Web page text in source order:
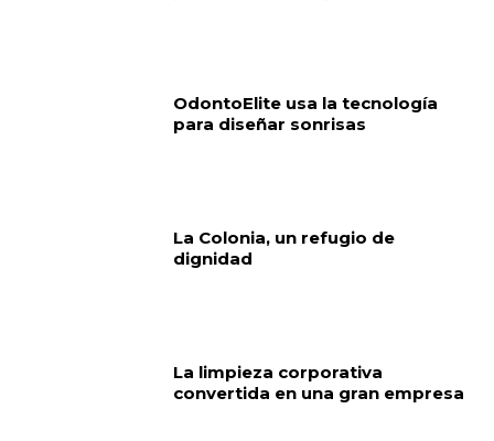
OdontoElite usa la tecnología
para diseñar sonrisas
La Colonia, un refugio de
dignidad
La limpieza corporativa
convertida en una gran empresa